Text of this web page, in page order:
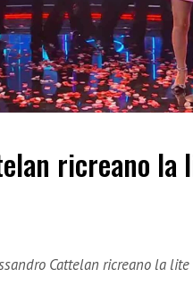
ricreano
Cattelan ricreano la